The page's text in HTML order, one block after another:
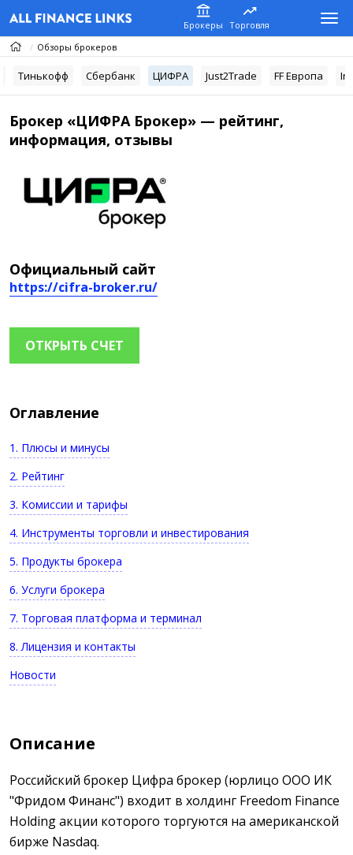
Брокеры Торговля
Обзоры брокеров
Тинькофф Сбербанк ЦИФРА Just2Trade FF Европа
Брокер «ЦИФРА Брокер» — рейтинг,
информация, отзывы
Официальный сайт
https://cifra-broker.ru/
ОТКРЫТЬ СЧЕТ
Оглавление
1. Плюсы и минусы
2. Рейтинг
3. Комиссии и тарифы
4. Инструменты торговли и инвестирования
5. Продукты брокера
6. Услуги брокера
7. Торговая платформа и терминал
8. Лицензия и контакты
Новости
Описание
Российский брокер Цифра брокер (юрлицо ООО ИК
"Фридом Финанс") входит в холдинг Freedom Finance
Holding акции которого торгуются на американской
бирже Nasdaq.